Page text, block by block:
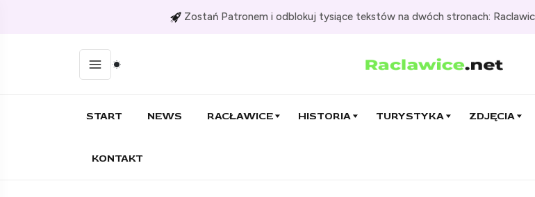
Zostań Patronem i odblokuj tysiące tekstów na dwóch stronach:
START NEWS RACŁAWICE HISTORIA TURYSTYKA ZDJĘCIA
KONTAKT